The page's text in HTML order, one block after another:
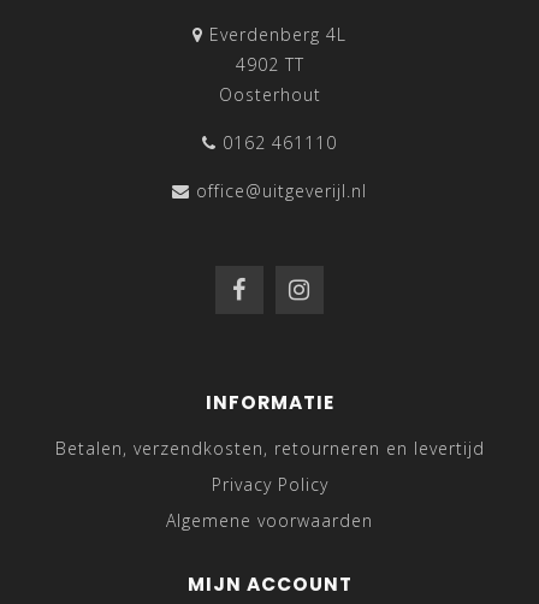
Everdenberg 4L
4902 TT
Oosterhout
0162 461110
office@uitgeverijl.nl
INFORMATIE
Betalen, verzendkosten, retourneren en levertijd
Privacy Policy
Algemene voorwaarden
MIJN ACCOUNT